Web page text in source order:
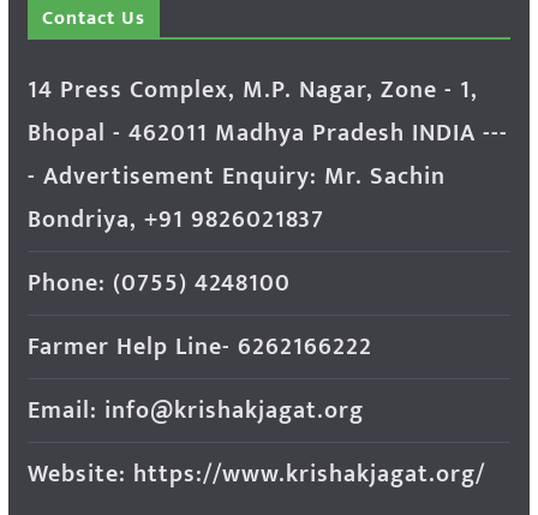
Contact Us
14 Press Complex, M.P. Nagar, Zone - 1,
Bhopal - 462011 Madhya Pradesh INDIA ---
- Advertisement Enquiry: Mr. Sachin
Bondriya, +91 9826021837
Phone: (0755) 4248100
Farmer Help Line- 6262166222
Email: info@krishakjagat.org
Website: https://www.krishakjagat.org/